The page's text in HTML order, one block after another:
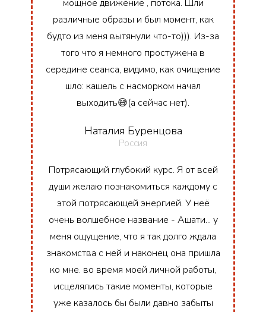
мощное движение , потока. Шли
различные образы и был момент, как
будто из меня вытянули что-то))). Из-за
того что я немного простужена в
середине сеанса, видимо, как очищение
шло: кашель с насморком начал
выходить😅(а сейчас нет).
Наталия Буренцова
Россия
Потрясающий глубокий курс. Я от всей
души желаю познакомиться каждому с
этой потрясающей энергией. У неё
очень волшебное название - Ашати... у
меня ощущение, что я так долго ждала
знакомства с ней и наконец она пришла
ко мне. во время моей личной работы,
исцелялись такие моменты, которые
уже казалось бы были давно забыты